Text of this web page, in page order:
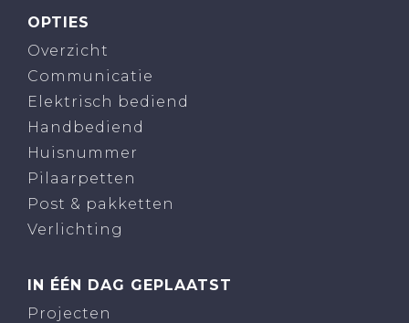
OPTIES
Overzicht
Communicatie
Elektrisch bediend
Handbediend
Huisnummer
Pilaarpetten
Post & pakketten
Verlichting
IN ÉÉN DAG GEPLAATST
Projecten